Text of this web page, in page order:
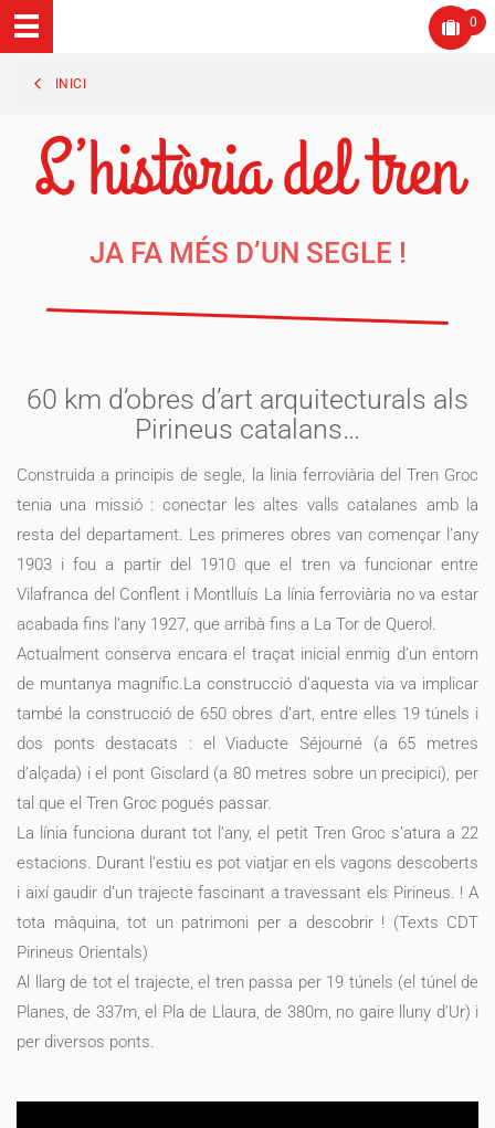
0
INICI
L’història del tren
JA FA MÉS D’UN SEGLE !
60 km d’obres d’art arquitecturals als
Pirineus catalans…
Construida a principis de segle, la linia ferroviària del Tren Groc
tenia una missió : conectar les altes valls catalanes amb la
resta del departament. Les primeres obres van començar l’any
1903 i fou a partir del 1910 que el tren va funcionar entre
Vilafranca del Conflent i Montlluís La línia ferroviària no va estar
acabada fins l’any 1927, que arribà fins a La Tor de Querol.
Actualment conserva encara el traçat inicial enmig d’un entorn
de muntanya magnífic.La construcció d’aquesta via va implicar
també la construcció de 650 obres d’art, entre elles 19 túnels i
dos ponts destacats : el Viaducte Séjourné (a 65 metres
d’alçada) i el pont Gisclard (a 80 metres sobre un precipici), per
tal que el Tren Groc pogués passar.
La línia funciona durant tot l’any, el petit Tren Groc s’atura a 22
estacions. Durant l’estiu es pot viatjar en els vagons descoberts
i així gaudir d’un trajecte fascinant a travessant els Pirineus. ! A
tota màquina, tot un patrimoni per a descobrir ! (Texts CDT
Pirineus Orientals)
Al llarg de tot el trajecte, el tren passa per 19 túnels (el túnel de
Planes, de 337m, el Pla de Llaura, de 380m, no gaire lluny d’Ur) i
per diversos ponts.